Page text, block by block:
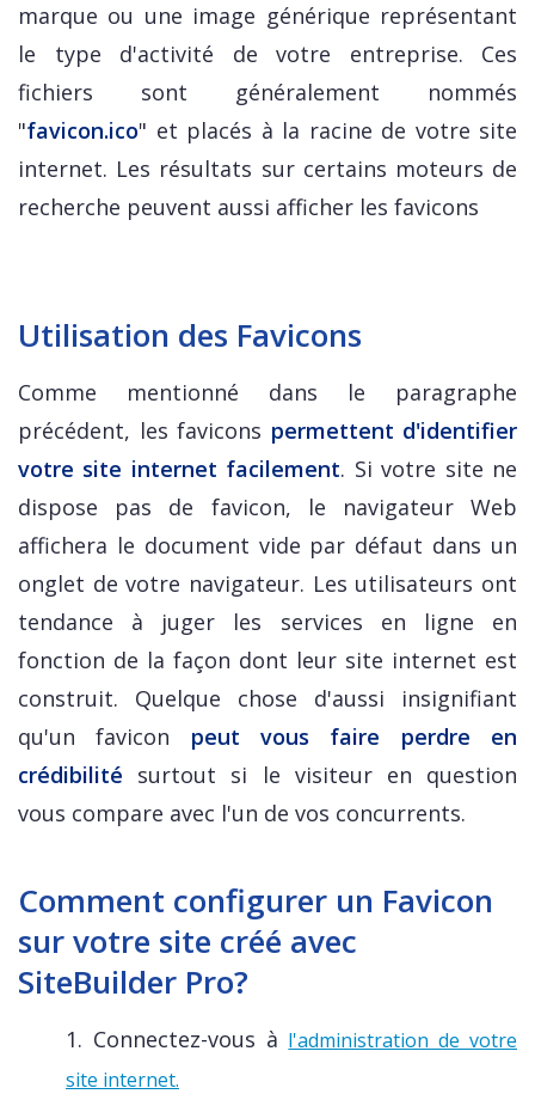
marque ou une image générique représentant
le type d'activité de votre entreprise. Ces
fichiers sont généralement nommés
"favicon.ico" et placés à la racine de votre site
internet. Les résultats sur certains moteurs de
recherche peuvent aussi afficher les favicons
Utilisation des Favicons
Comme mentionné dans le paragraphe
précédent, les favicons permettent d'identifier
votre site internet facilement. Si votre site ne
dispose pas de favicon, le navigateur Web
affichera le document vide par défaut dans un
onglet de votre navigateur. Les utilisateurs ont
tendance à juger les services en ligne en
fonction de la façon dont leur site internet est
construit. Quelque chose d'aussi insignifiant
qu'un favicon peut vous faire perdre en
crédibilité surtout si le visiteur en question
vous compare avec l'un de vos concurrents.
Comment configurer un Favicon
sur votre site créé avec
SiteBuilder Pro?
1. Connectez-vous à l'administration de votre
site internet.